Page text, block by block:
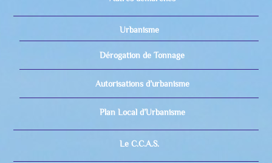
Urbanisme
Dérogation de Tonnage
Autorisations d’urbanisme
Plan Local d’Urbanisme
Le C.C.A.S.